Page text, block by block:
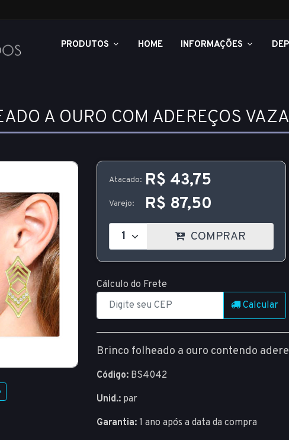
PRODUTOS HOME INFORMAÇÕES
A OURO COM ADEREÇOS
Atacado: R$ 43,75
Varejo: R$ 87,50
COMPRAR
Cálculo do Frete
Calcular
Brinco folheado a ouro contendo
Código: BS4042
Unid.: par
Garantia: 1 ano após a data da compra